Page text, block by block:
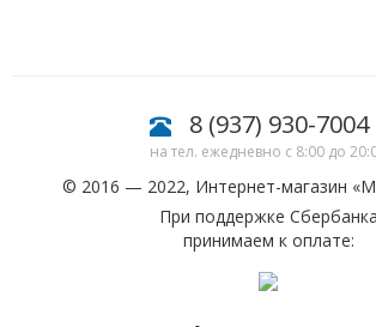
8 (937) 930-7004
на тел. ежедневно с 8:00 до
© 2016 — 2022, Интернет-магазин «
При поддержке Сбербанка
принимаем к оплате: